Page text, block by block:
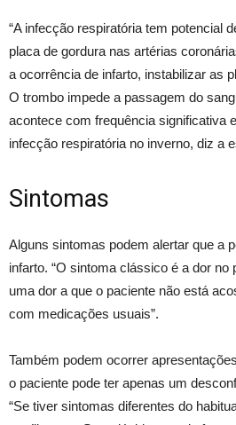
“A infecção respiratória tem potencial
placa de gordura nas artérias
a ocorrência de infarto, instabilizar as
O trombo impede a passagem do
acontece com frequência significativa
infecção respiratória no inverno, diz a
Sintomas
Alguns sintomas podem alertar que a
infarto. “O sintoma clássico é a dor no
uma dor a que o paciente não está
com medicações usuais”.
Também podem ocorrer
o paciente pode ter apenas um
“Se tiver sintomas diferentes do